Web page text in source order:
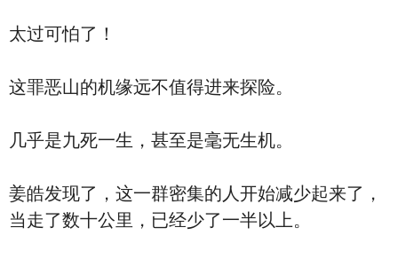
太过可怕了！
这罪恶山的机缘远不值得进来探险。
几乎是九死一生，甚至是毫无生机。
姜皓发现了，这一群密集的人开始减少起来了，
当走了数十公里，已经少了一半以上。